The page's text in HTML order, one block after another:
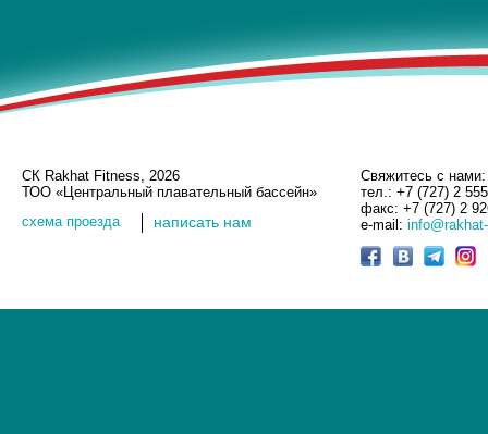
СК Rakhat Fitness, 2026
ТОО «Центральный плавательный бассейн»
cхема проезда
написать нам
Свяжитесь с нами:
тел.: +7 (727) 2
факс: +7 (727) 2
e-mail: